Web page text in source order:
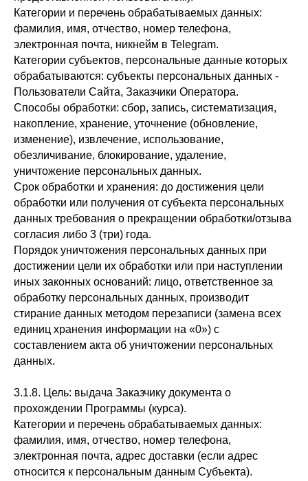
Категории и перечень обрабатываемых данных:
фамилия, имя, отчество, номер телефона,
электронная почта, никнейм в Telegram.
Категории субъектов, персональные данные которых
обрабатываются: субъекты персональных данных -
Пользователи Сайта, Заказчики Оператора.
Способы обработки: сбор, запись, систематизация,
накопление, хранение, уточнение (обновление,
изменение), извлечение, использование,
обезличивание, блокирование, удаление,
уничтожение персональных данных.
Срок обработки и хранения: до достижения цели
обработки или получения от субъекта персональных
данных требования о прекращении обработки/отзыва
согласия либо 3 (три) года.
Порядок уничтожения персональных данных при
достижении цели их обработки или при наступлении
иных законных оснований: лицо, ответственное за
обработку персональных данных, производит
стирание данных методом перезаписи (замена всех
единиц хранения информации на «0») с
составлением акта об уничтожении персональных
данных.
3.1.8. Цель: выдача Заказчику документа о
прохождении Программы (курса).
Категории и перечень обрабатываемых данных:
фамилия, имя, отчество, номер телефона,
электронная почта, адрес доставки (если адрес
относится к персональным данным Субъекта).